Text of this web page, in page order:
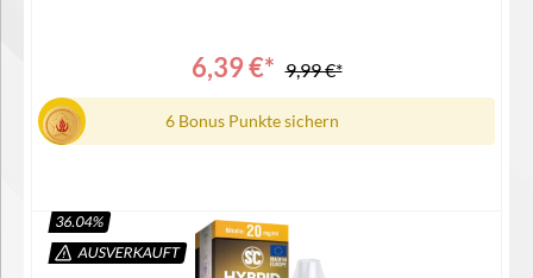
6,39 €* 9,99 €*
6 Bonus Punkte sichern
36.04%
AUSVERKAUFT